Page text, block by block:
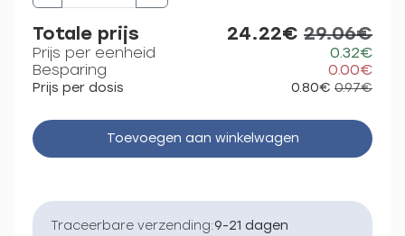
Totale prijs 24.22€ 29.06€
Prijs per eenheid
0.32€
Besparing
0.00€
Prijs per dosis 0.80€ 0.97€
Toevoegen aan winkelwagen
Traceerbare verzending:9-21 dagen